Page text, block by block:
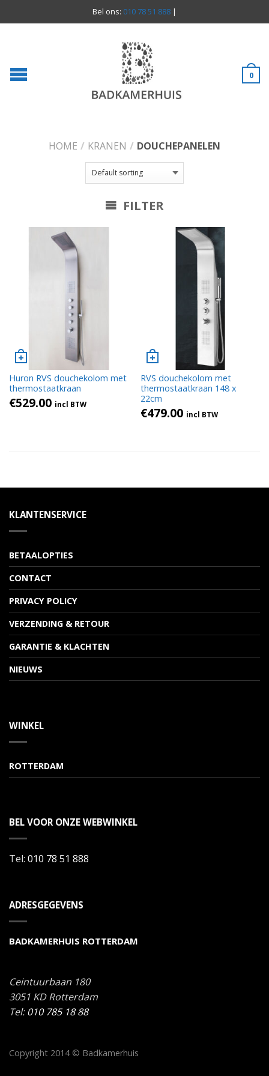
Bel ons: 010 78 51 888 |
0
HOME / KRANEN / DOUCHEPANELEN
FILTER
Huron RVS douchekolom met
thermostaatkraan
€529.00 incl BTW
RVS douchekolom met
thermostaatkraan 148 x
22cm
€479.00 incl BTW
KLANTENSERVICE
BETAALOPTIES
CONTACT
PRIVACY POLICY
VERZENDING & RETOUR
GARANTIE & KLACHTEN
NIEUWS
WINKEL
ROTTERDAM
BEL VOOR ONZE WEBWINKEL
Tel: 010 78 51 888
ADRESGEGEVENS
BADKAMERHUIS ROTTERDAM
Ceintuurbaan 180
3051 KD Rotterdam
Tel:010 785 18 88
Copyright 2014 © Badkamerhuis